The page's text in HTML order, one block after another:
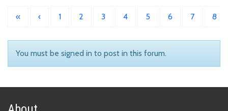
« ‹ 1 2 3 4 5 6 7 8
You must be signed in to post in this forum.